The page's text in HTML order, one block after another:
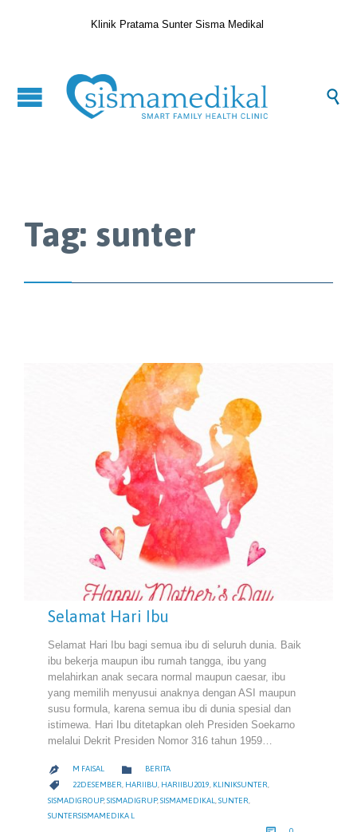
Klinik Pratama Sunter Sisma Medikal

Tag: sunter
Selamat Hari Ibu
Selamat Hari Ibu bagi semua ibu di seluruh dunia. Baik
ibu bekerja maupun ibu rumah tangga, ibu yang
melahirkan anak secara normal maupun caesar, ibu
yang memilih menyusui anaknya dengan ASI maupun
susu formula, karena semua ibu di dunia spesial dan
istimewa. Hari Ibu ditetapkan oleh Presiden Soekarno
melalui Dekrit Presiden Nomor 316 tahun 1959…
 M FAISAL  CATEGORY
BERITA
 CATEGORY
22DESEMBER, HARIIBU, HARIIBU2019, KLINIKSUNTER,
SISMADIGROUP, SISMADIGRUP, SISMAMEDIKAL SUNTER
SUNTERSISMAMEDIKA L